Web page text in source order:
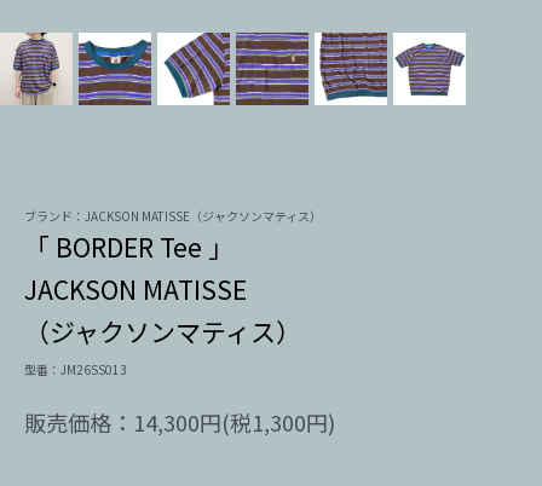
ブランド：JACKSON MATISSE（ジャクソンマティス）
「 BORDER Tee 」
JACKSON MATISSE
（ジャクソンマティス）
型番：JM26SS013
販売価格：14,300円(税1,300円)